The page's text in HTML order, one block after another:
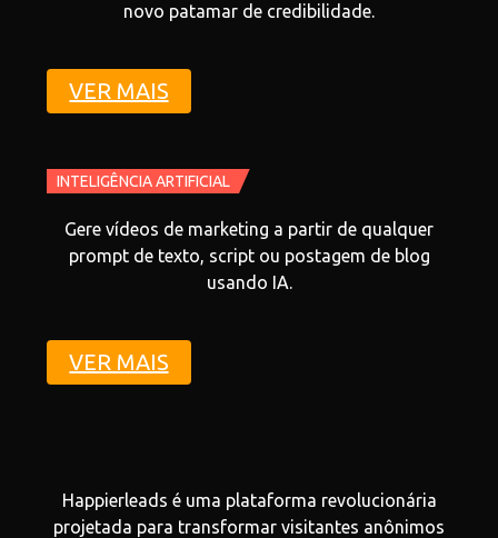
novo patamar de credibilidade.
VER MAIS
INTELIGÊNCIA ARTIFICIAL
Gere vídeos de marketing a partir de qualquer
prompt de texto, script ou postagem de blog
usando IA.
VER MAIS
Happierleads é uma plataforma revolucionária
projetada para transformar visitantes anônimos